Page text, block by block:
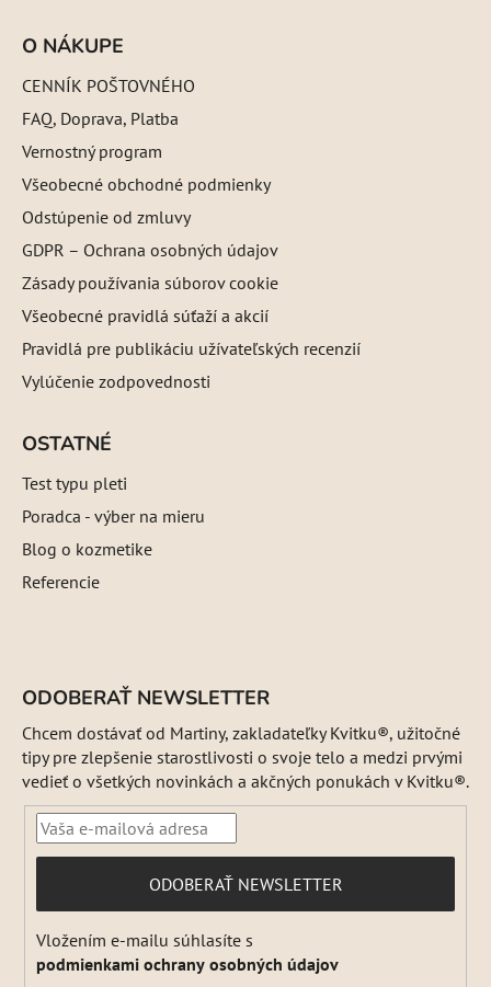
O NÁKUPE
CENNÍK POŠTOVNÉHO
FAQ, Doprava, Platba
Vernostný program
Všeobecné obchodné podmienky
Odstúpenie od zmluvy
GDPR – Ochrana osobných údajov
Zásady používania súborov cookie
Všeobecné pravidlá súťaží a akcií
Pravidlá pre publikáciu užívateľských recenzií
Vylúčenie zodpovednosti
OSTATNÉ
Test typu pleti
Poradca - výber na mieru
Blog o kozmetike
Referencie
ODOBERAŤ NEWSLETTER
Chcem dostávať od Martiny, zakladateľky Kvitku®, užitočné
tipy pre zlepšenie starostlivosti o svoje telo a medzi prvými
vedieť o všetkých novinkách a akčných ponukách v Kvitku®.
PRIHLÁSIŤ
SA
ODOBERAŤ NEWSLETTER
Vložením e-mailu súhlasíte s
podmienkami ochrany osobných údajov